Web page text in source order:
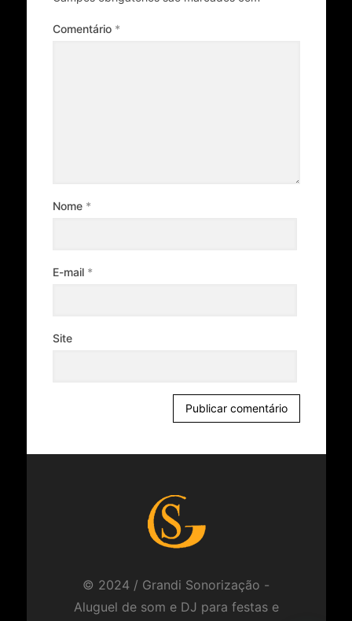
Comentário *
Nome *
E-mail *
Site
© 2024 / Grandi Sonorização -
Aluguel de som e DJ para festas e